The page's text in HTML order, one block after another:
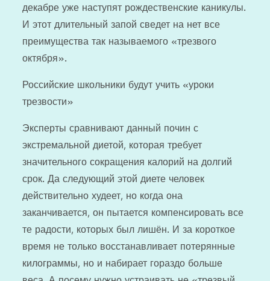
декабре уже наступят рождественские каникулы.
И этот длительный запой сведет на нет все
преимущества так называемого «трезвого
октября».
Российские школьники будут учить «уроки
трезвости»
Эксперты сравнивают данный почин с
экстремальной диетой, которая требует
значительного сокращения калорий на долгий
срок. Да следующий этой диете человек
действительно худеет, но когда она
заканчивается, он пытается компенсировать все
те радости, которых был лишён. И за короткое
время не только восстанавливает потерянные
килограммы, но и набирает гораздо больше